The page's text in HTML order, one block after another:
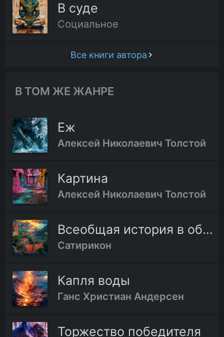
В суде
Социальное
Все книги автора
В ТОМ ЖЕ ЖАНРЕ
Еж
Алексей Николаевич Толстой
Картина
Алексей Николаевич Толстой
Всеобщая история в обработке Cатирикона
Сатирикон
Капля воды
Ганс Христиан Андерсен
Торжество победителя